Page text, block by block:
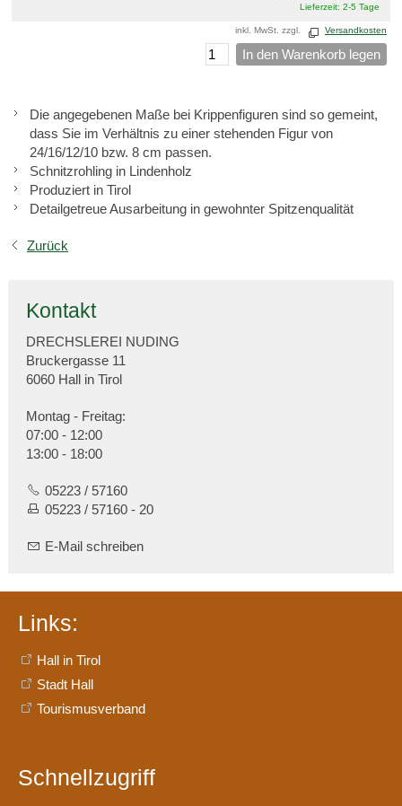
Lieferzeit: 2-5 Tage
inkl. MwSt. zzgl. Versandkosten
In den Warenkorb legen
Die angegebenen Maße bei Krippenfiguren sind so gemeint,
dass Sie im Verhältnis zu einer stehenden Figur von
24/16/12/10 bzw. 8 cm passen.
Schnitzrohling in Lindenholz
Produziert in Tirol
Detailgetreue Ausarbeitung in gewohnter Spitzenqualität
Zurück
Kontakt
DRECHSLEREI NUDING
Bruckergasse 11
6060 Hall in Tirol
Montag - Freitag:
07:00 - 12:00
13:00 - 18:00
05223 / 57160
05223 / 57160 - 20
E-Mail schreiben
Links:
Hall in Tirol
Stadt Hall
Tourismusverband
Schnellzugriff